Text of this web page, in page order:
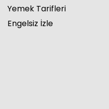
Yemek Tarifleri
Engelsiz İzle